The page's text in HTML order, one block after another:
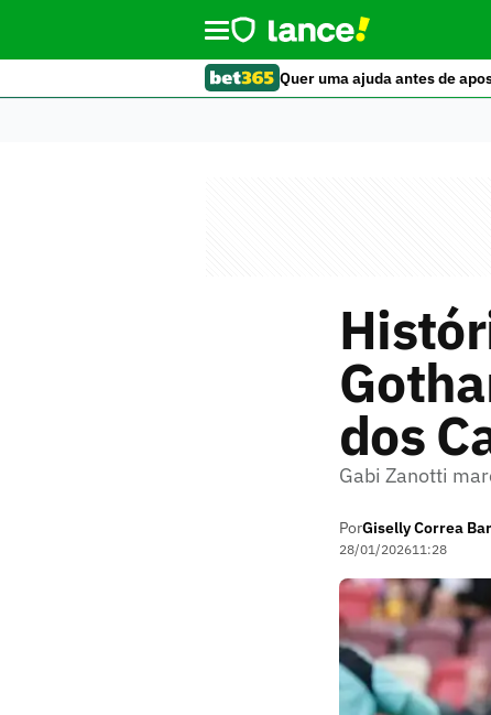
Quer uma ajuda antes de
dos
Gabi Zanotti
PorGiselly Correa
28/01/202611:28